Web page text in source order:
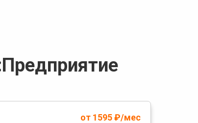
от 1595 ₽/мес